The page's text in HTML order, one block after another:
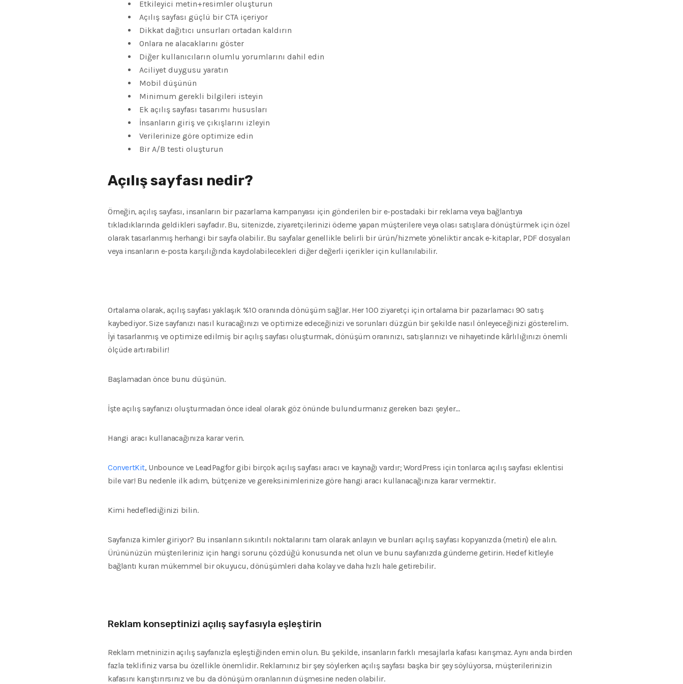
Etkileyici metin+resimler oluşturun
Açılış sayfası güçlü bir CTA içeriyor
Dikkat dağıtıcı unsurları ortadan kaldırın
Onlara ne alacaklarını göster
Diğer kullanıcıların olumlu yorumlarını dahil edin
Aciliyet duygusu yaratın
Mobil düşünün
Minimum gerekli bilgileri isteyin
Ek açılış sayfası tasarımı hususları
İnsanların giriş ve çıkışlarını izleyin
Verilerinize göre optimize edin
Bir A/B testi oluşturun
Açılış sayfası nedir?
Örneğin, açılış sayfası, insanların bir pazarlama kampanyası için gönderilen bir e-postadaki bir reklama veya bağlantıya
tıkladıklarında geldikleri sayfadır. Bu, sitenizde, ziyaretçilerinizi ödeme yapan müşterilere veya olası satışlara dönüştürmek için özel
olarak tasarlanmış herhangi bir sayfa olabilir. Bu sayfalar genellikle belirli bir ürün/hizmete yöneliktir ancak e-kitaplar, PDF dosyaları
veya insanların e-posta karşılığında kaydolabilecekleri diğer değerli içerikler için kullanılabilir.
Ortalama olarak, açılış sayfası yaklaşık %10 oranında dönüşüm sağlar. Her 100 ziyaretçi için ortalama bir pazarlamacı 90 satış
kaybediyor. Size sayfanızı nasıl kuracağınızı ve optimize edeceğinizi ve sorunları düzgün bir şekilde nasıl önleyeceğinizi gösterelim.
İyi tasarlanmış ve optimize edilmiş bir açılış sayfası oluşturmak, dönüşüm oranınızı, satışlarınızı ve nihayetinde kârlılığınızı önemli
ölçüde artırabilir!
Başlamadan önce bunu düşünün.
İşte açılış sayfanızı oluşturmadan önce ideal olarak göz önünde bulundurmanız gereken bazı şeyler…
Hangi aracı kullanacağınıza karar verin.
ConvertKit, Unbounce ve LeadPagfor gibi birçok açılış sayfası aracı ve kaynağı vardır; WordPress için tonlarca açılış sayfası eklentisi
bile var! Bu nedenle ilk adım, bütçenize ve gereksinimlerinize göre hangi aracı kullanacağınıza karar vermektir.
Kimi hedeflediğinizi bilin.
Sayfanıza kimler giriyor? Bu insanların sıkıntılı noktalarını tam olarak anlayın ve bunları açılış sayfası kopyanızda (metin) ele alın.
Ürününüzün müşterileriniz için hangi sorunu çözdüğü konusunda net olun ve bunu sayfanızda gündeme getirin. Hedef kitleyle
bağlantı kuran mükemmel bir okuyucu, dönüşümleri daha kolay ve daha hızlı hale getirebilir.
Reklam konseptinizi açılış sayfasıyla eşleştirin
Reklam metninizin açılış sayfanızla eşleştiğinden emin olun. Bu şekilde, insanların farklı mesajlarla kafası karışmaz. Aynı anda birden
fazla teklifiniz varsa bu özellikle önemlidir. Reklamınız bir şey söylerken açılış sayfası başka bir şey söylüyorsa, müşterilerinizin
kafasını karıştırırsınız ve bu da dönüşüm oranlarının düşmesine neden olabilir.